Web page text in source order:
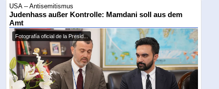
USA -- Antisemitismus
Judenhass außer Kontrolle: Mamdani soll aus dem
Amt
Fotografía oficial de la Presid...